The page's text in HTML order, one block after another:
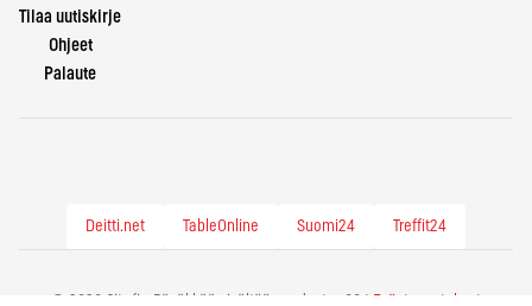
Tilaa uutiskirje
Ohjeet
Palaute
Deitti.net TableOnline Suomi24 Treffit24